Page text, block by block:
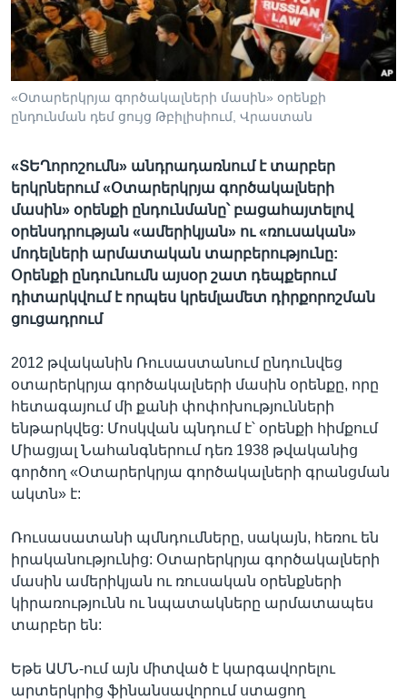
Լեզուներ
«Օտարերկրյա գործակալների մասին» օրենքի
ընդունման դեմ ցույց Թբիլիսիում, Վրաստան
«ՏԵՂորոշումն» անդրադառնում է տարբեր
երկրներում «Օտարերկրյա գործակալների
մասին» օրենքի ընդունմանը՝ բացահայտելով
օրենսդրության «ամերիկյան» ու «ռուսական»
մոդելների արմատական տարբերությունը:
Օրենքի ընդունումն այսօր շատ դեպքերում
դիտարկվում է որպես կրեմլամետ դիրքորոշման
ցուցադրում
2012 թվականին Ռուսաստանում ընդունվեց
օտարերկրյա գործակալների մասին օրենքը, որը
հետագայում մի քանի փոփոխությունների
ենթարկվեց: Մոսկվան պնդում է՝ օրենքի հիմքում
Միացյալ Նահանգներում դեռ 1938 թվականից
գործող «Օտարերկրյա գործակալների գրանցման
ակտն» է:
Ռուսասատանի պմնդումները, սակայն, հեռու են
իրականությունից: Օտարերկրյա գործակալների
մասին ամերիկյան ու ռուսական օրենքների
կիրառությունն ու նպատակները արմատապես
տարբեր են:
Եթե ԱՄՆ-ում այն միտված է կարգավորելու
արտերկրից ֆինանսավորում ստացող